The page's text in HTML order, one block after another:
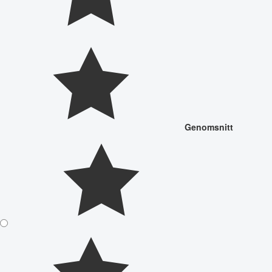
Genomsnitt